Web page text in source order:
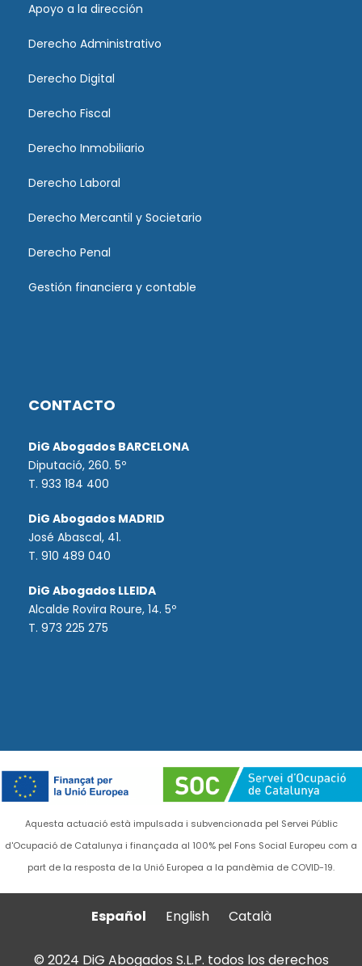
Apoyo a la dirección
Derecho Administrativo
Derecho Digital
Derecho Fiscal
Derecho Inmobiliario
Derecho Laboral
Derecho Mercantil y Societario
Derecho Penal
Gestión financiera y contable
CONTACTO
DiG Abogados BARCELONA
Diputació, 260. 5º
T. 933 184 400
DiG Abogados MADRID
José Abascal, 41.
T. 910 489 040
DiG Abogados LLEIDA
Alcalde Rovira Roure, 14. 5º
T. 973 225 275
Aquesta actuació està impulsada i subvencionada pel Servei Públic
d'Ocupació de Catalunya i finançada al 100% pel Fons Social Europeu com a
part de la resposta de la Unió Europea a la pandèmia de COVID-19.
Español English Català
© 2024 DiG Abogados S.L.P. todos los derechos